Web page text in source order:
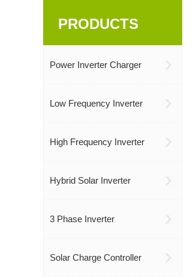
PRODUCTS
Power Inverter Charger
Low Frequency Inverter
High Frequency Inverter
Hybrid Solar Inverter
3 Phase Inverter
Solar Charge Controller